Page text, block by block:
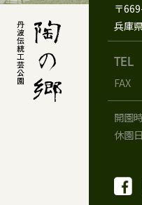
〒
兵庫
TEL
FAX
開園
休園日